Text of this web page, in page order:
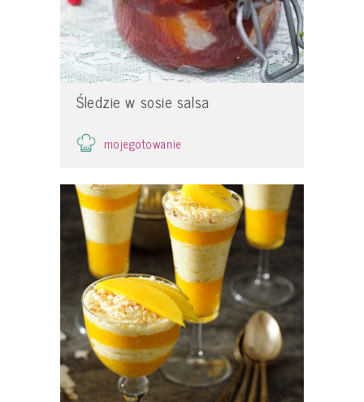
Śledzie w sosie salsa
mojegotowanie